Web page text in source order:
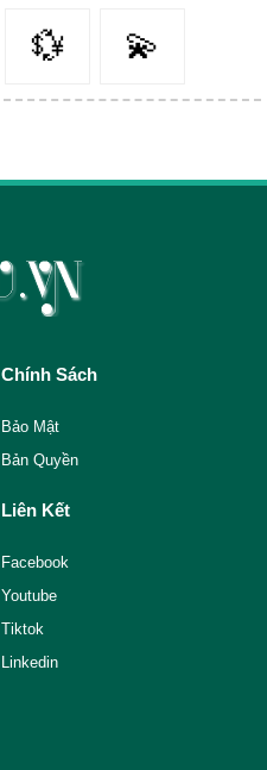
💱 💫
Chính Sách
Bảo Mật
Bản Quyền
Liên Kết
Facebook
Youtube
Tiktok
Linkedin